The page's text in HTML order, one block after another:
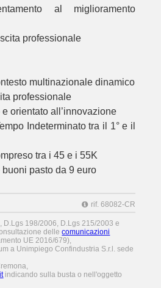
al miglioramento
professionale
multinazionale dinamico
professionale
orientato all’innovazione
Indeterminato tra il 1° e il
tra i 45 e i 55K
pasto da 9 euro
rif. 68082-CR
D.Lgs 198/2006, D.Lgs 215/2003 e
dellecomunicazioni
UE 2016/679),
a Unimpiego Confindustria S.r.l. sede
indicando sulla busta o nell'oggetto